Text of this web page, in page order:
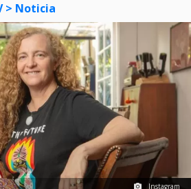
> Noticia
Instagram